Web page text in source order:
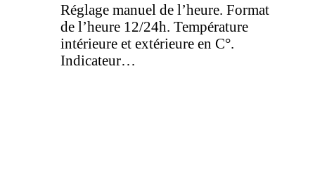
Réglage manuel de l’heure. Format
de l’heure 12/24h. Température
intérieure et extérieure en C°.
Indicateur…